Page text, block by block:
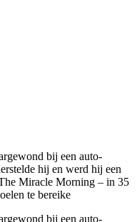
bij een auto-
hij en werd hij een
Miracle Morning – in 35
te bereike
bij een auto-